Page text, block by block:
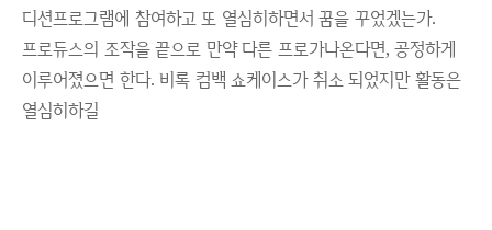
디션프로그램에 참여하고 또 열심히하면서 꿈을 꾸었겠는가.
프로듀스의 조작을 끝으로 만약 다른 프로가나온다면, 공정하게
이루어졌으면 한다. 비록 컴백 쇼케이스가 취소 되었지만 활동은
열심히하길